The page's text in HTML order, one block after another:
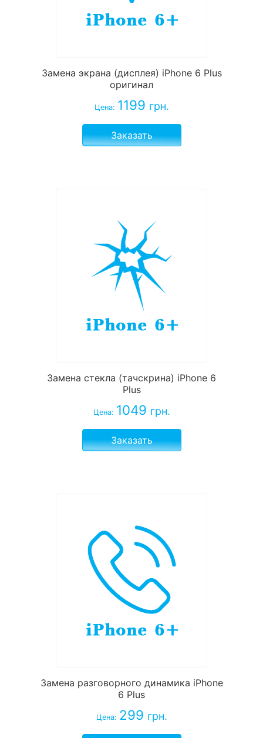
Замена экрана (дисплея) iPhone 6 Plus
оригинал
Цена: 1199 грн.
Заказать
Замена стекла (тачскрина) iPhone 6
Plus
Цена: 1049 грн.
Заказать
Замена разговорного динамика iPhone
6 Plus
Цена: 299 грн.